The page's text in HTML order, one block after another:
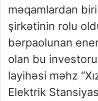
məqamlardan biri
şirkətinin rolu
bərpaolunan
olan bu
layihəsi məhz
Elektrik